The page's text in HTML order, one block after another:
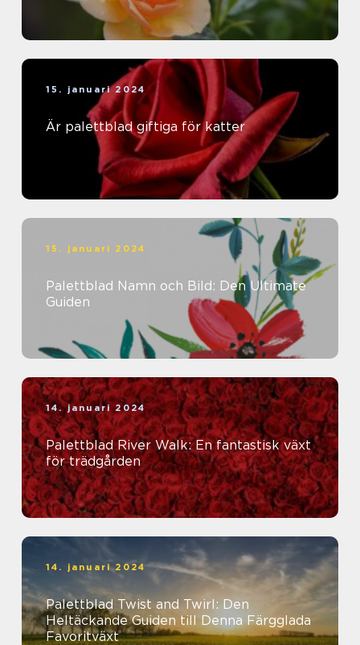
15. januari 2024
Är palettblad giftiga för katter
15. januari 2024
Palettblad Namn och Bild: Den Ultimate
Guiden
14. januari 2024
Palettblad River Walk: En fantastisk växt
för trädgården
14. januari 2024
Palettblad Twist and Twirl: Den
Heltäckande Guiden till Denna Färgglada
Favoritväxt